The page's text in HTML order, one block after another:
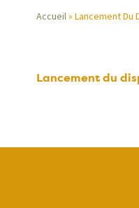
d'Ariane
Accueil Lancement Du
Lancement du